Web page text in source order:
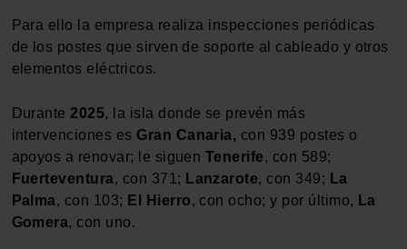
Para ello la empresa realiza inspecciones periódicas
de los postes que sirven de soporte al cableado y otros
elementos eléctricos.
Durante2025, la isla donde se prevén más
intervenciones es Gran Canaria, con 939 postes o
apoyos a renovar; le siguen Tenerife, con 589;
Fuerteventura, con 371; Lanzarote, con 349; La
Palma, con 103; El Hierro, con ocho; y por último, La
Gomera, con uno.